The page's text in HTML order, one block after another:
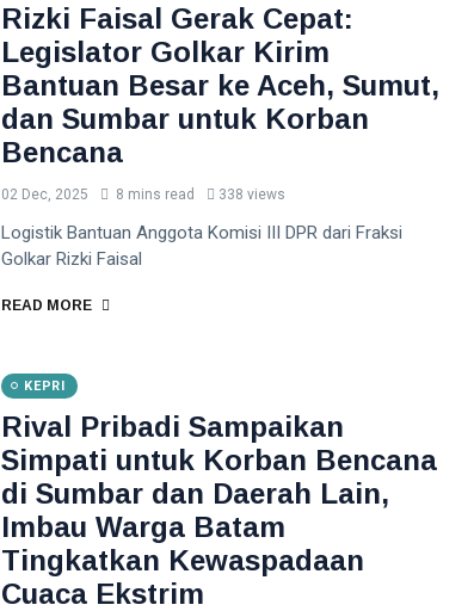
Rizki Faisal Gerak Cepat:
Legislator Golkar Kirim
Bantuan Besar ke Aceh, Sumut,
dan Sumbar untuk Korban
Bencana
02 Dec, 2025 8 mins read 338 views
Logistik Bantuan Anggota Komisi III DPR dari Fraksi
Golkar Rizki Faisal
READ MORE
KEPRI
Rival Pribadi Sampaikan
Simpati untuk Korban Bencana
di Sumbar dan Daerah Lain,
Imbau Warga Batam
Tingkatkan Kewaspadaan
Cuaca Ekstrim